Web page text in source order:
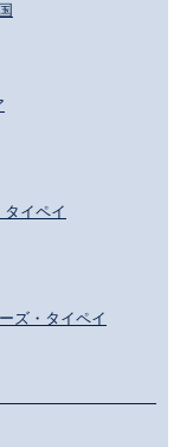
イペイ
ズ・タイペイ